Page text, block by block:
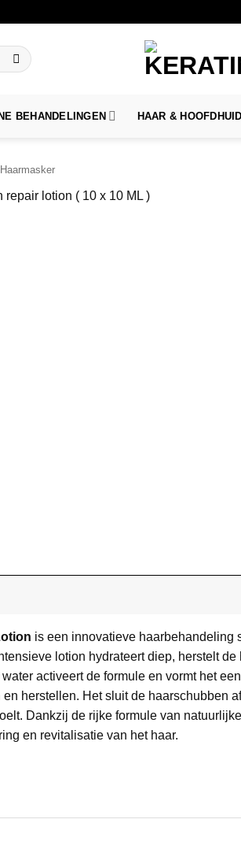
BEHANDELINGEN HAAR &
Haarmasker
is een innovatieve haarbehandeling
lotion hydrateert diep, herstelt
activeert de formule en vormt het
herstellen. Het sluit de haarschubben
Dankzij de rijke formule van
en revitalisatie van het haar.